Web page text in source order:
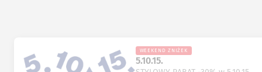
WEEKEND ZNIŻEK
5.10.15.